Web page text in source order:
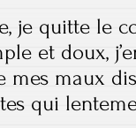
je quitte le
et doux,
mes maux
qui